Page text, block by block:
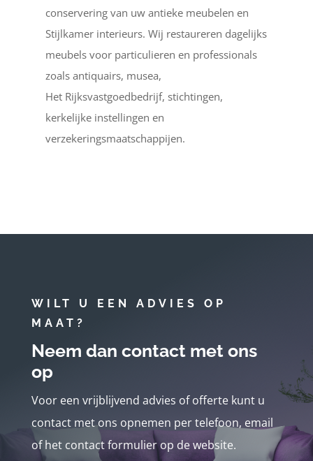
conservering van uw antieke meubelen en
Stijlkamer interieurs. Wij restaureren dagelijks
meubels voor particulieren en professionals
zoals antiquairs, musea,
Het Rijksvastgoedbedrijf, stichtingen,
kerkelijke instellingen en
verzekeringsmaatschappijen.
WILT U EEN ADVIES OP
MAAT?
Neem dan contact met ons
op
Voor een vrijblijvend advies of offerte kunt u
contact met ons opnemen per telefoon, email
of het contact formulier op de website.